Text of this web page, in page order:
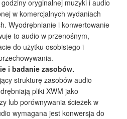
oryginalnej muzyki i audio
w komercjalnych wydaniach
Wyodrębnianie i konwertowanie
to audio w przenośnym,
do użytku osobistego i
i badanie zasobów.
strukturę zasobów audio
pliki XWM jako
lub porównywania ścieżek w
wymagana jest konwersja do